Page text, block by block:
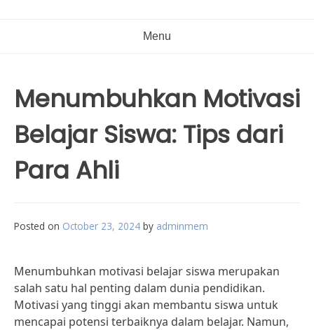
Menu
Menumbuhkan Motivasi
Belajar Siswa: Tips dari
Para Ahli
Posted on October 23, 2024 by adminmem
Menumbuhkan motivasi belajar siswa merupakan
salah satu hal penting dalam dunia pendidikan.
Motivasi yang tinggi akan membantu siswa untuk
mencapai potensi terbaiknya dalam belajar. Namun,